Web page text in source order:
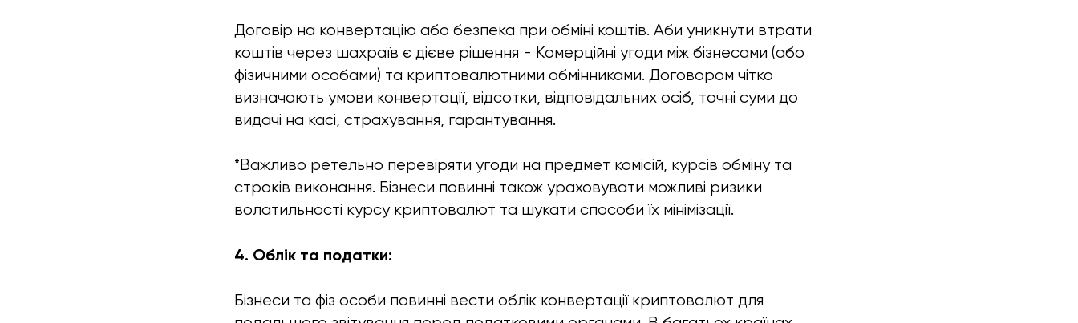
Договір на конвертацію або безпека при обміні коштів. Аби уникнути втрати
коштів через шахраїв є дієве рішення - Комерційні угоди між бізнесами (або
фізичними особами) та криптовалютними обмінниками. Договором чітко
визначають умови конвертації, відсотки, відповідальних осіб, точні суми до
видачі на касі, страхування, гарантування.
*Важливо ретельно перевіряти угоди на предмет комісій, курсів обміну та
строків виконання. Бізнеси повинні також ураховувати можливі ризики
волатильності курсу криптовалют та шукати способи їх мінімізації.
4. Облік та податки:
Бізнеси та фіз особи повинні вести облік конвертації криптовалют для